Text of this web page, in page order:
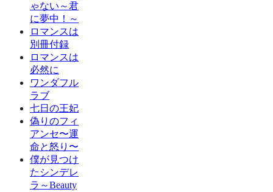
ゃない～君
に夢中！～
ロマンスは
別冊付録
ロマンスは
必然に
ワンダフル
ラブ
七日の王妃
偽りのフィ
アンセ〜運
命と怒り〜
僕が見つけ
たシンデレ
ラ～Beauty